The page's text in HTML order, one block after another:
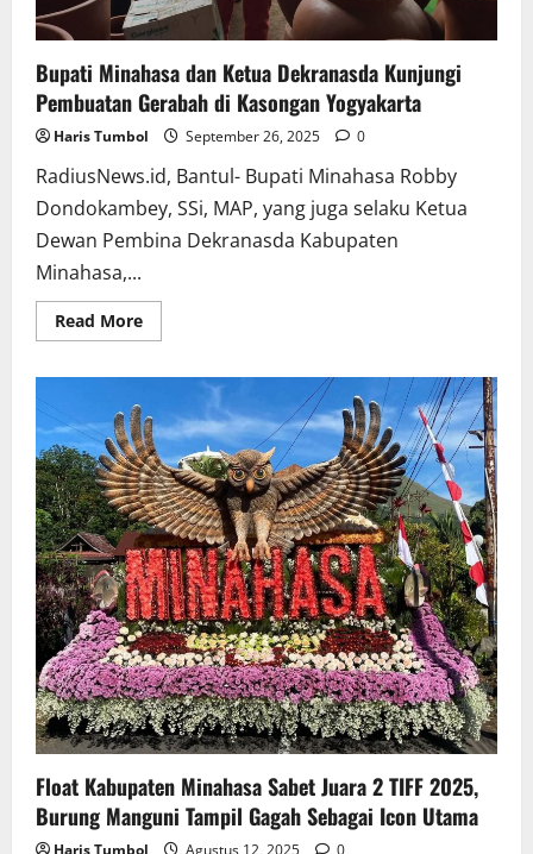
Bupati Minahasa dan Ketua Dekranasda Kunjungi
Pembuatan Gerabah di Kasongan Yogyakarta
Haris Tumbol September 26, 2025 0
RadiusNews.id, Bantul- Bupati Minahasa Robby
Dondokambey, SSi, MAP, yang juga selaku Ketua
Dewan Pembina Dekranasda Kabupaten
Minahasa,...
Read MoreRead
more
Minahasa
Ketua
Dekranasda
Kunjungi
Pembuatan
Gerabah
di
Kasongan
Yogyakarta
Float Kabupaten Minahasa Sabet Juara 2 TIFF 2025,
Burung Manguni Tampil Gagah Sebagai Icon Utama
Haris Tumbol Agustus 12, 2025 0